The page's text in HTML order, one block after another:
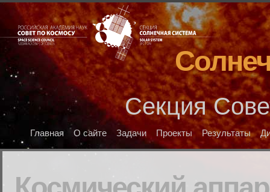
Секция
Главная О сайте Задачи Проекты Результаты